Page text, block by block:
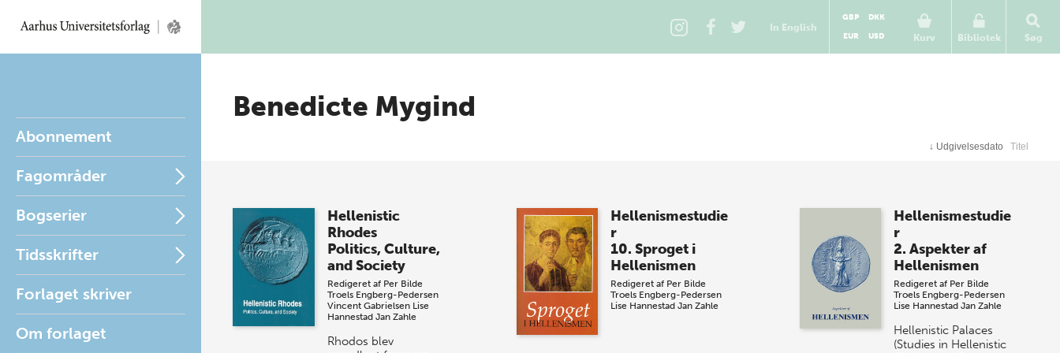
In English
Kurv
GBP
DKK
EUR
USD Bibliotek Søg
Abonnement
Fagområder
Bogserier
Tidsskrifter
Forlaget skriver
Om forlaget
Benedicte Mygind
↓ Udgivelsesdato Titel
Hellenistic
Rhodes
Politics, Culture,
and Society
Redigeret af Per Bilde
Troels Engberg-Pedersen
Vincent Gabrielsen Lise
Hannestad Jan Zahle
Rhodos blev
Hellenismestudie
r
10. Sproget i
Hellenismen
Redigeret af Per Bilde
Troels Engberg-Pedersen
Lise Hannestad Jan Zahle
Hellenismestudie
r
2. Aspekter af
Hellenismen
Redigeret af Per Bilde
Troels Engberg-Pedersen
Lise Hannestad Jan Zahle
Hellenistic Palaces
(Studies in Hellenistic